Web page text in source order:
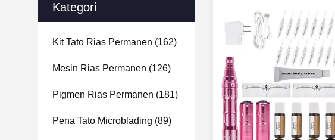
Kategori
Kit Tato Rias Permanen (162)
Mesin Rias Permanen (126)
Pigmen Rias Permanen (181)
Pena Tato Microblading (89)